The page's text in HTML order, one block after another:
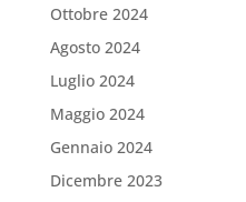
Ottobre 2024
Agosto 2024
Luglio 2024
Maggio 2024
Gennaio 2024
Dicembre 2023